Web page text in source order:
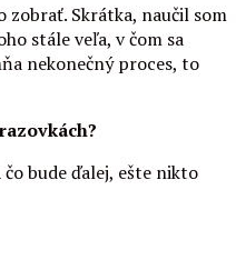
zobrať. Skrátka, naučil som
stále veľa, v čom sa
nekonečný proces, to
bude ďalej, ešte nikto